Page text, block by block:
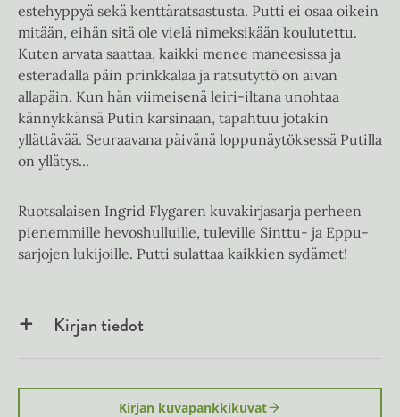
estehyppyä sekä kenttäratsastusta. Putti ei osaa oikein
mitään, eihän sitä ole vielä nimeksikään koulutettu.
Kuten arvata saattaa, kaikki menee maneesissa ja
esteradalla päin prinkkalaa ja ratsutyttö on aivan
allapäin. Kun hän viimeisenä leiri-iltana unohtaa
kännykkänsä Putin karsinaan, tapahtuu jotakin
yllättävää. Seuraavana päivänä loppunäytöksessä Putilla
on yllätys...
Ruotsalaisen Ingrid Flygaren kuvakirjasarja perheen
pienemmille hevoshulluille, tuleville Sinttu- ja Eppu-
sarjojen lukijoille. Putti sulattaa kaikkien sydämet!
Kirjan tiedot
Kirjan kuvapankkikuvat